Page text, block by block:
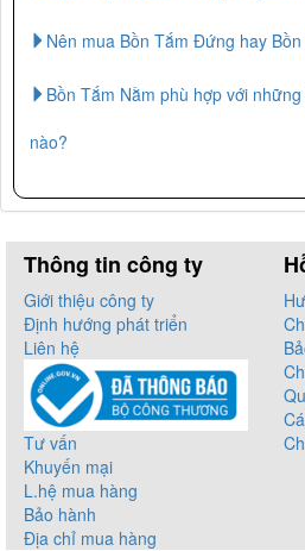
Nên mua Bồn Tắm Đứng hay
Bồn Tắm Nằm phù hợp với
nào?
Thông tin công ty
Giới thiệu công ty
Định hướng phát triển
Liên hệ
Tư vấn
Khuyến mại
L.hệ mua hàng
Bảo hành
Địa chỉ mua hàng